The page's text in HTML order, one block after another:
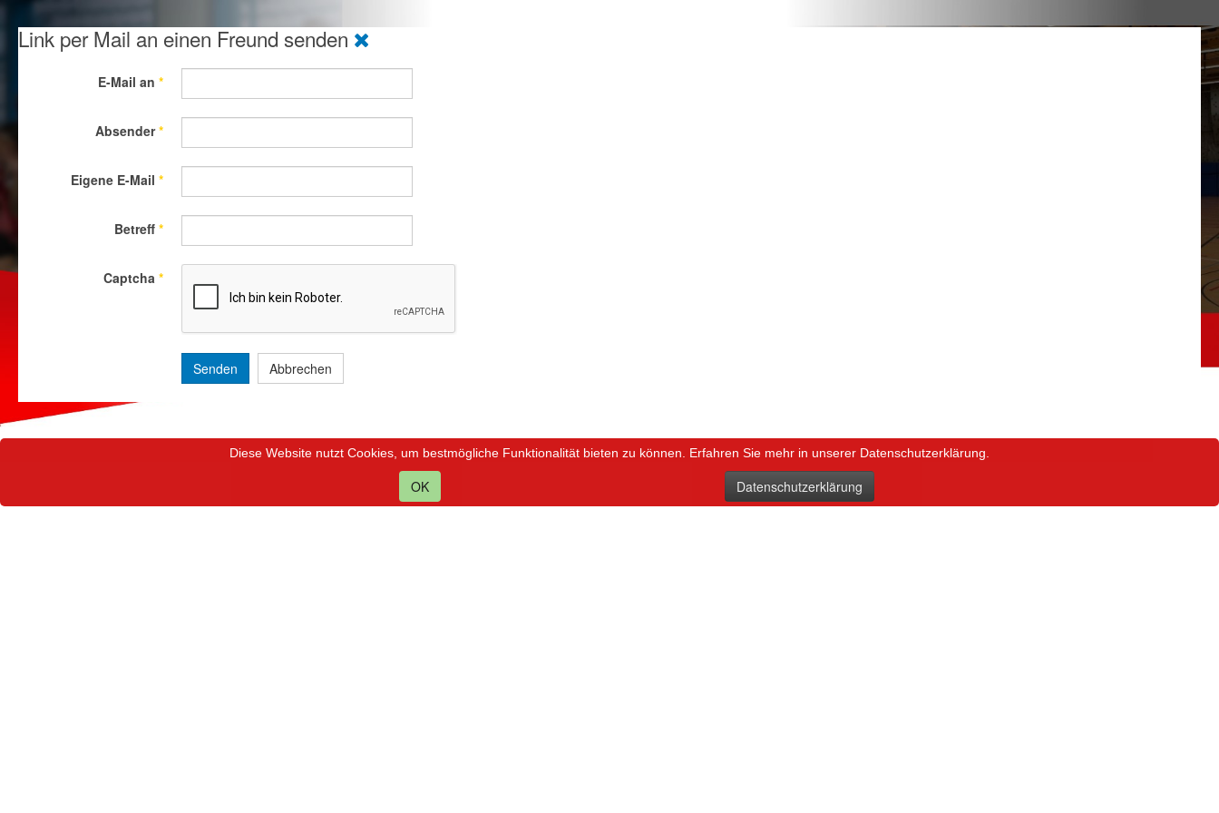
Link per Mail an einen Freund senden
E-Mail an *
Absender*
Eigene E-Mail *
Betreff *
Captcha *
Senden Abbrechen
Diese Website nutzt Cookies, um bestmögliche Funktionalität bieten zu können. Erfahren Sie mehr in unserer Datenschutzerklärung.
OK Datenschutzerklärung